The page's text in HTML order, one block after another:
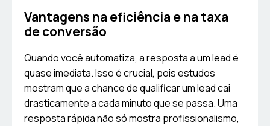
Vantagens na eficiência e na taxa
de conversão
Quando você automatiza, a resposta a um lead é
quase imediata. Isso é crucial, pois estudos
mostram que a chance de qualificar um lead cai
drasticamente a cada minuto que se passa. Uma
resposta rápida não só mostra profissionalismo,